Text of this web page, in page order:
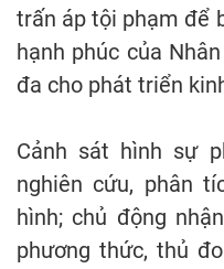
trấn áp tội phạm để
hạnh phúc của
đa cho phát triển
Cảnh sát hình sự
nghiên cứu, phân
hình; chủ động
phương thức, thủ